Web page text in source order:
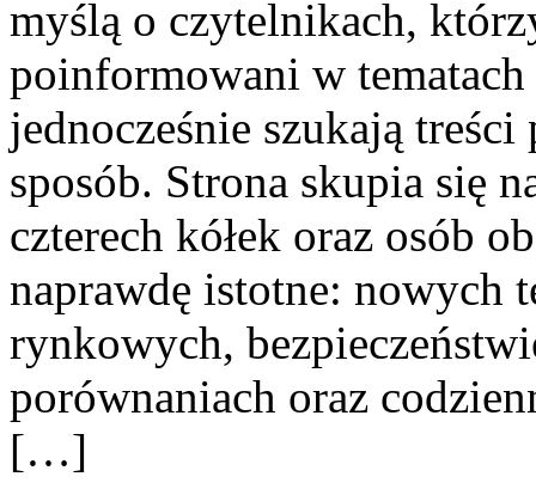
myślą o czytelnikach,
poinformowani w
jednocześnie szukają
sposób. Strona skupia się
czterech kółek oraz osób
naprawdę istotne: nowych
rynkowych,
porównaniach oraz
[…]